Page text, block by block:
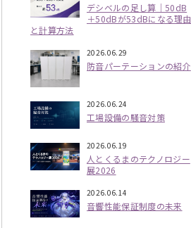
デシベルの足し算｜50dB
＋50dBが53dBになる理由
と計算方法
2026.06.29
防音パーテーションの紹介
2026.06.24
工場設備の騒音対策
2026.06.19
人とくるまのテクノロジー
展2026
2026.06.14
音響性能保証制度の未来